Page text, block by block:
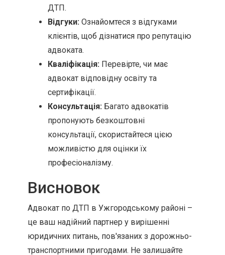
ДТП.
Відгуки: Ознайомтеся з відгуками
клієнтів, щоб дізнатися про репутацію
адвоката.
Кваліфікація: Перевірте, чи має
адвокат відповідну освіту та
сертифікації.
Консультація: Багато адвокатів
пропонують безкоштовні
консультації, скористайтеся цією
можливістю для оцінки їх
професіоналізму.
Висновок
Адвокат по ДТП в Ужгородському районі –
це ваш надійний партнер у вирішенні
юридичних питань, пов'язаних з дорожньо-
транспортними пригодами. Не залишайте